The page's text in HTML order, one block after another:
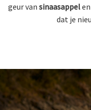
geur van sinaasappelen
dat je